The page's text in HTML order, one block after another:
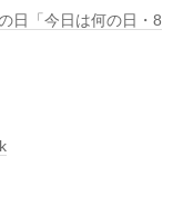
日「今日は何の日・8